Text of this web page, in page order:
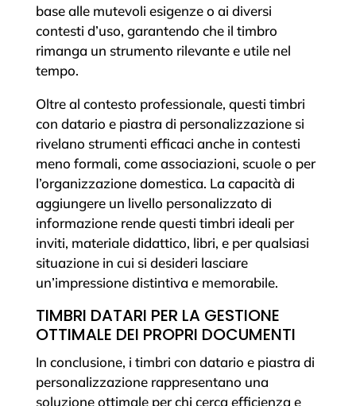
base alle mutevoli esigenze o ai diversi
contesti d’uso, garantendo che il timbro
rimanga un strumento rilevante e utile nel
tempo.
Oltre al contesto professionale, questi timbri
con datario e piastra di personalizzazione si
rivelano strumenti efficaci anche in contesti
meno formali, come associazioni, scuole o per
l’organizzazione domestica. La capacità di
aggiungere un livello personalizzato di
informazione rende questi timbri ideali per
inviti, materiale didattico, libri, e per qualsiasi
situazione in cui si desideri lasciare
un’impressione distintiva e memorabile.
TIMBRI DATARI PER LA GESTIONE
OTTIMALE DEI PROPRI DOCUMENTI
In conclusione, i timbri con datario e piastra di
personalizzazione rappresentano una
soluzione ottimale per chi cerca efficienza e